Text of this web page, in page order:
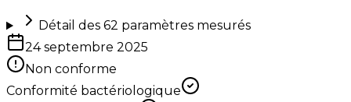
Détail des 62 paramètres mesurés
24 septembre 2025
Non conforme
Conformité bactériologique